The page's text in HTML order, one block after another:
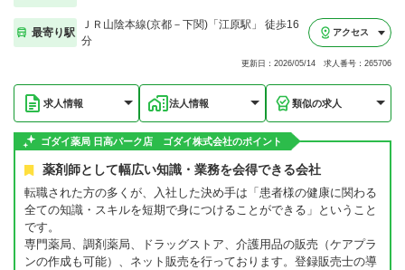
最寄り駅
ＪＲ山陰本線(京都－下関)「江原駅」 徒歩16
分
アクセス
更新日：2026/05/14 求人番号：265706
求人情報 法人情報 類似の求人
ゴダイ薬局 日高パーク店 ゴダイ株式会社のポイント
薬剤師として幅広い知識・業務を会得できる会社
転職された方の多くが、入社した決め手は「患者様の健康に関わる
全ての知識・スキルを短期で身につけることができる」ということ
です。
専門薬局、調剤薬局、ドラッグストア、介護用品の販売（ケアプラ
ンの作成も可能）、ネット販売を行っております。登録販売士の導